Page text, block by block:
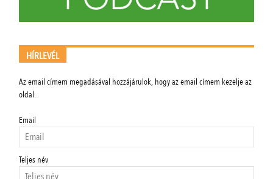
HÍRLEVÉL
Az email címem megadásával hozzájárulok, hogy az email címem kezelje az
oldal.
Email
Teljes név